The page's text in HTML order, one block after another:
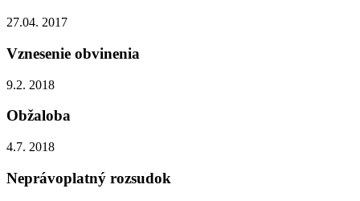
27.04. 2017
Vznesenie obvinenia
9.2. 2018
Obžaloba
4.7. 2018
Neprávoplatný rozsudok